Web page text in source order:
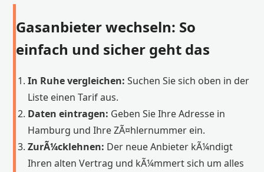
Gasanbieter wechseln: So
einfach und sicher geht das
In Ruhe vergleichen: Suchen Sie sich oben in der
Liste einen Tarif aus.
Daten eintragen: Geben Sie Ihre Adresse in
Hamburg und Ihre ZÃ¤hlernummer ein.
ZurÃ¼cklehnen: Der neue Anbieter kÃ¼ndigt
Ihren alten Vertrag und kÃ¼mmert sich um alles